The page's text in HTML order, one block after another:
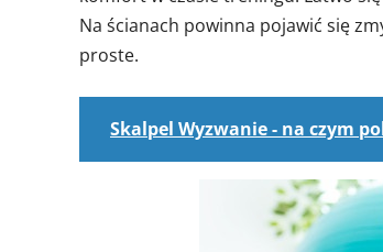
Na ścianach powinna pojawić się
proste.
Skalpel Wyzwanie - na czym